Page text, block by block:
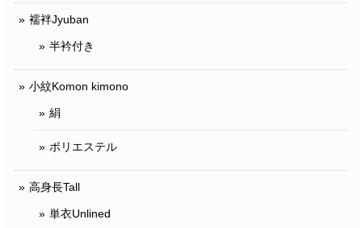
襦袢Jyuban
半衿付き
小紋Komon kimono
絹
ポリエステル
高身長Tall
単衣Unlined